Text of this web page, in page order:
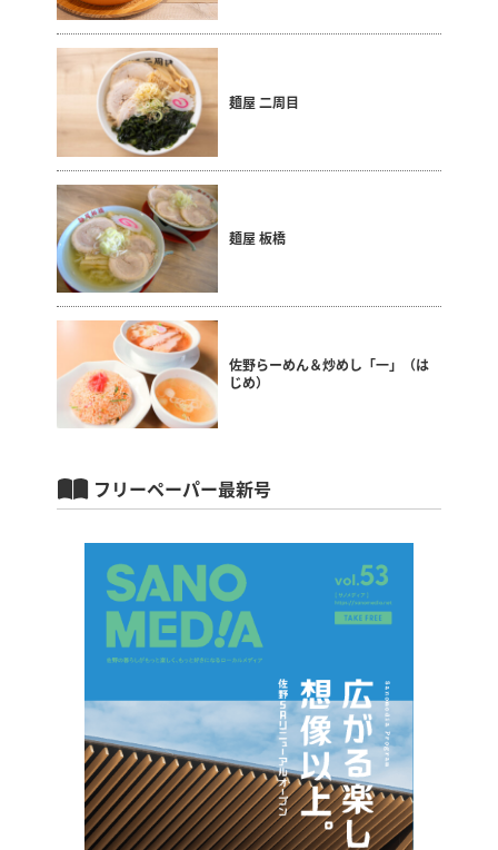
麺屋 二周目
麺屋 板橋
佐野らーめん＆炒めし「一」（は
じめ）
フリーペーパー最新号